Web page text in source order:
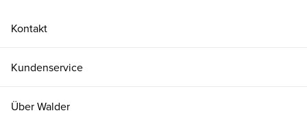
Kontakt
Kundenservice
Über Walder